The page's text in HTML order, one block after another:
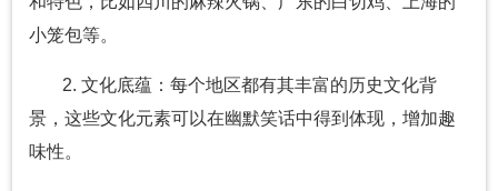
小笼包等。
2. 文化底蕴：每个地区都有其丰富的历史文化背
景，这些文化元素可以在幽默笑话中得到体现，增加趣
味性。